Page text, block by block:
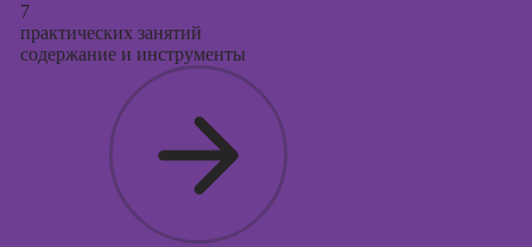
7
практических занятий
содержание и инструменты